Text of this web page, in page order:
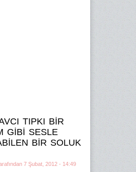
TIPKI BİR
GİBİ SESLE
BİR SOLUK
7 Şubat, 2012 - 14:49